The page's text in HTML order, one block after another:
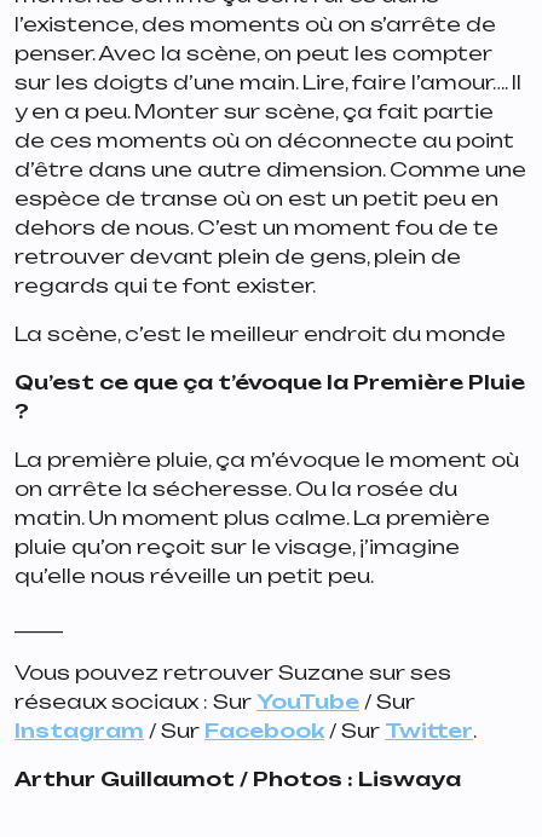
l’existence, des moments où on s’arrête de
penser. Avec la scène, on peut les compter
sur les doigts d’une main. Lire, faire l’amour…. Il
y en a peu. Monter sur scène, ça fait partie
de ces moments où on déconnecte au point
d’être dans une autre dimension. Comme une
espèce de transe où on est un petit peu en
dehors de nous. C’est un moment fou de te
retrouver devant plein de gens, plein de
regards qui te font exister.
La scène, c’est le meilleur endroit du monde
Qu’est ce que ça t’évoque la Première Pluie
?
La première pluie, ça m’évoque le moment où
on arrête la sécheresse. Ou la rosée du
matin. Un moment plus calme. La première
pluie qu’on reçoit sur le visage, j’imagine
qu’elle nous réveille un petit peu.
Vous pouvez retrouver Suzane sur ses
réseaux sociaux : Sur YouTube / Sur
Instagram / Sur Facebook / Sur Twitter.
Arthur Guillaumot / Photos : Liswaya